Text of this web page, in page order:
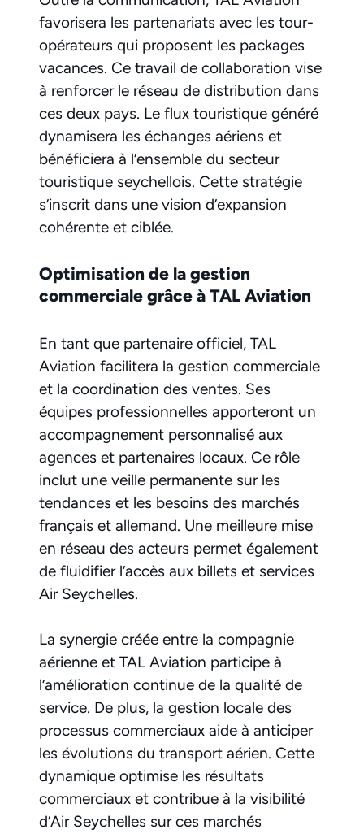
favorisera les partenariats avec les tour-
opérateurs qui proposent les packages
vacances. Ce travail de collaboration vise
à renforcer le réseau de distribution dans
ces deux pays. Le flux touristique généré
dynamisera les échanges aériens et
bénéficiera à l’ensemble du secteur
touristique seychellois. Cette stratégie
s’inscrit dans une vision d’expansion
cohérente et ciblée.
Optimisation de la gestion
commerciale grâce à TAL Aviation
En tant que partenaire officiel, TAL
Aviation facilitera la gestion commerciale
et la coordination des ventes. Ses
équipes professionnelles apporteront un
accompagnement personnalisé aux
agences et partenaires locaux. Ce rôle
inclut une veille permanente sur les
tendances et les besoins des marchés
français et allemand. Une meilleure mise
en réseau des acteurs permet également
de fluidifier l’accès aux billets et services
Air Seychelles.
La synergie créée entre la compagnie
aérienne et TAL Aviation participe à
l’amélioration continue de la qualité de
service. De plus, la gestion locale des
processus commerciaux aide à anticiper
les évolutions du transport aérien. Cette
dynamique optimise les résultats
commerciaux et contribue à la visibilité
d’Air Seychelles sur ces marchés